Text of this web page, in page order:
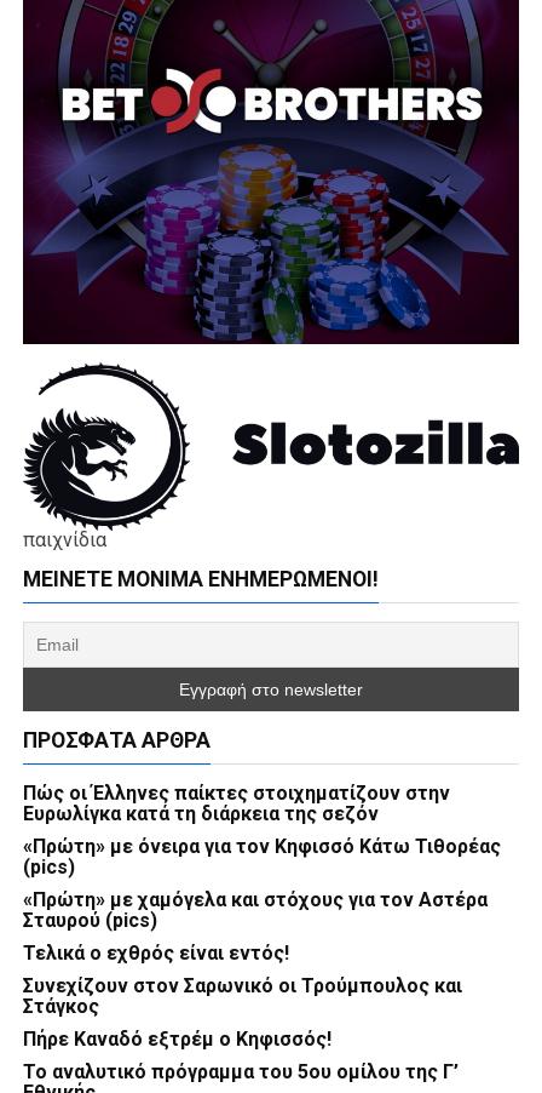
παιχνίδια
ΜΕΊΝΕΤΕ ΜΌΝΙΜΑ ΕΝΗΜΕΡΏΜΕΝΟΙ!
ΠΡΌΣΦΑΤΑ ΆΡΘΡΑ
Πώς οι Έλληνες παίκτες στοιχηματίζουν στην
Ευρωλίγκα κατά τη διάρκεια της σεζόν
«Πρώτη» με όνειρα για τον Κηφισσό Κάτω Τιθορέας
(pics)
«Πρώτη» με χαμόγελα και στόχους για τον Αστέρα
Σταυρού (pics)
Τελικά ο εχθρός είναι εντός!
Συνεχίζουν στον Σαρωνικό οι Τρούμπουλος και
Στάγκος
Πήρε Καναδό εξτρέμ ο Κηφισσός!
Το αναλυτικό πρόγραμμα του 5ου ομίλου της Γ’